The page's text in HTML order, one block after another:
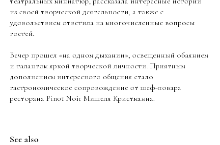
из своей творческой деятельности, а также с
удовольствием ответила на многочисленные вопросы
гостей.
Вечер прошел «на одном дыхании», освещенный обаянием
и талантом яркой творческой личности. Приятным
дополнением интересного общения стало
гастрономическое сопровождение от шеф-повара
ресторана Pinot Noir Мишеля Кристманна.
See also